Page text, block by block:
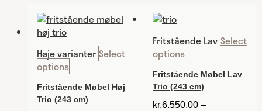
Høje varianter Select
options
Fritstående Møbel Høj
Trio (243 cm)
Fritstående Lav Select
options
Fritstående Møbel Lav
Trio (243 cm)
kr.6.550,00 –